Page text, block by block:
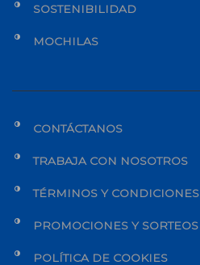
SOSTENIBILIDAD
MOCHILAS
CONTÁCTANOS
TRABAJA CON NOSOTROS
TÉRMINOS Y CONDICIONES
PROMOCIONES Y SORTEOS
POLÍTICA DE COOKIES